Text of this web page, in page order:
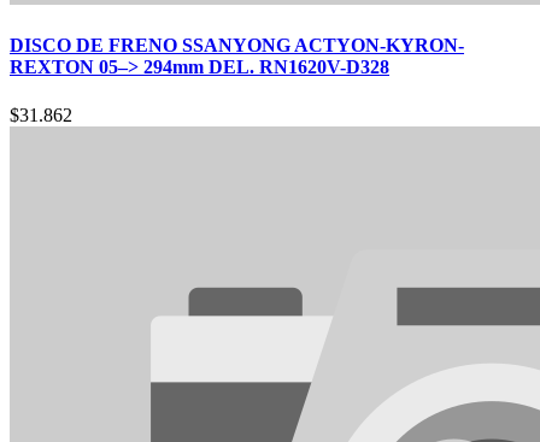
DISCO DE FRENO SSANYONG ACTYON-KYRON-
REXTON 05–> 294mm DEL. RN1620V-D328
$31.862